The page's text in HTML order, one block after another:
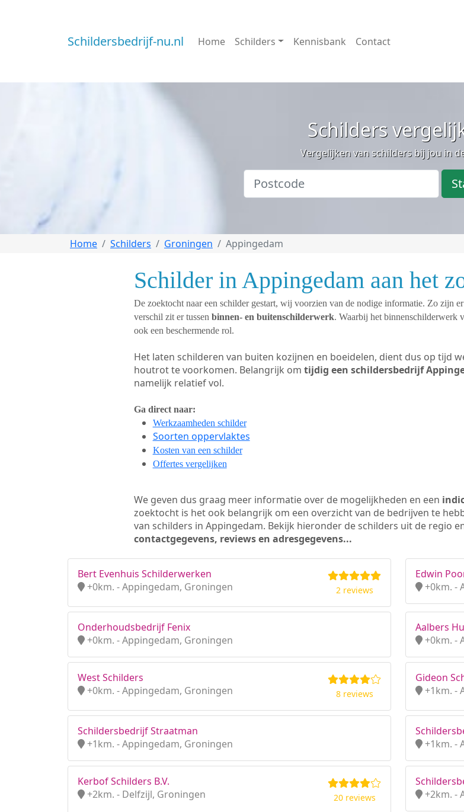
Schildersbedrijf-nu.nl Home Schilders Kennisbank Contact
Schilders
Vergelijken van schilders bij jou in
Home Schilders Groningen Appingedam
Schilder in Appingedam aan het
De zoektocht naar een schilder gestart, wij voorzien van de nodige informatie. Zo zijn
verschil zit er tussen binnen- en buitenschilderwerk. Waarbij het binnenschilderwerk
ook een beschermende rol.
Het laten schilderen van buiten kozijnen en boeidelen, dient dus op tijd
houtrot te voorkomen. Belangrijk om tijdig een schildersbedrijf
namelijk relatief vol.
Ga direct naar:
Werkzaamheden schilder
Soorten oppervlaktes
Kosten van een schilder
Offertes vergelijken
We geven dus graag meer informatie over de mogelijkheden en een
zoektocht is het ook belangrijk om een overzicht van de bedrijven te
van schilders in Appingedam. Bekijk hieronder de schilders uit de regio
contactgegevens, reviews en adresgegevens...
Bert Evenhuis Schilderwerken
+0km. - Appingedam, Groningen
2 reviews
Edwin
+0km. -
Onderhoudsbedrijf Fenix
+0km. - Appingedam, Groningen
Aalbers
+0km. -
West Schilders
+0km. - Appingedam, Groningen
8 reviews
Gideon
+1km. -
Schildersbedrijf Straatman
+1km. - Appingedam, Groningen
+1km. -
Kerbof Schilders B.V.
+2km. - Delfzijl, Groningen
20 reviews
+2km. -